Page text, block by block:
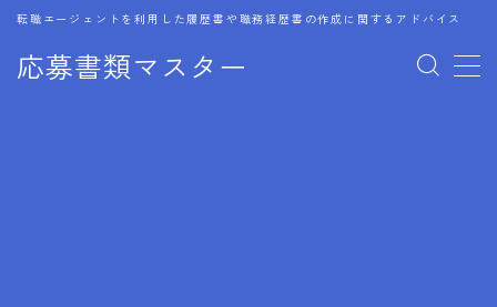
応募書類マスター
転職エージェントを利用した履歴書や職務経歴書の作成に関するアドバイス
MENU